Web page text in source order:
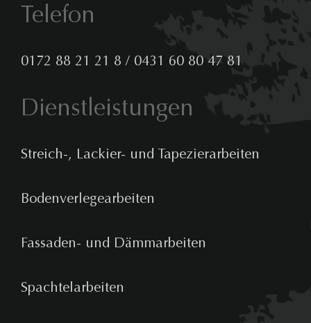
Telefon
0172 88 21 21 8 / 0431 60 80 47 81
Dienstleistungen
Streich-, Lackier- und Tapezierarbeiten
Bodenverlegearbeiten
Fassaden- und Dämmarbeiten
Spachtelarbeiten